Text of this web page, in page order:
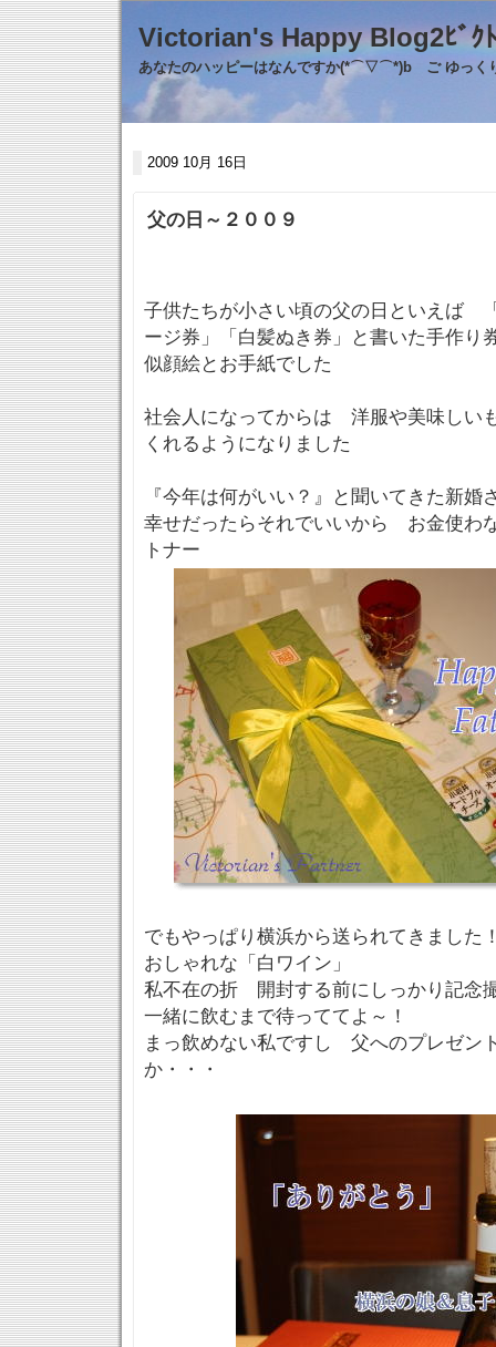
Victorian's Happy
あなたのハッピーはなんですか(*⌒▽⌒*)b ご ゆっく
2009 10月 16日
父の日～２００９
子供たちが小さい頃の父の日といえば
ージ券」「白髪ぬき券」と書いた手作り
似顔絵とお手紙でした
社会人になってからは 洋服や美味しい
くれるようになりました
『今年は何がいい？』と聞いてきた新婚
幸せだったらそれでいいから お金使わ
トナー
でもやっぱり横浜から送られてきました
おしゃれな「白ワイン」
私不在の折 開封する前にしっかり記念
一緒に飲むまで待っててよ～！
まっ飲めない私ですし 父へのプレゼン
か・・・